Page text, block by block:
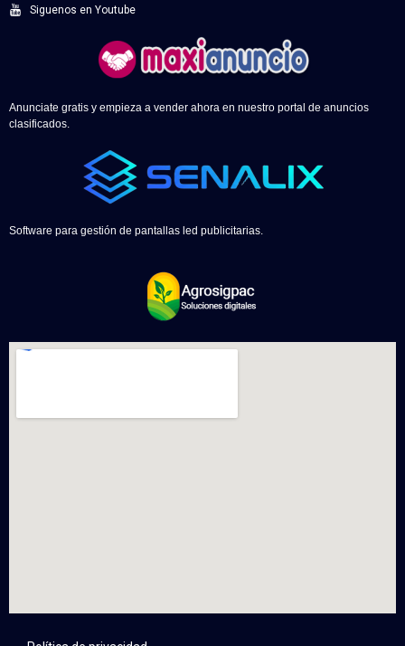
Siguenos en Youtube
Anunciate gratis y empieza a vender ahora en nuestro portal de anuncios
clasificados.
Software para gestión de pantallas led publicitarias.